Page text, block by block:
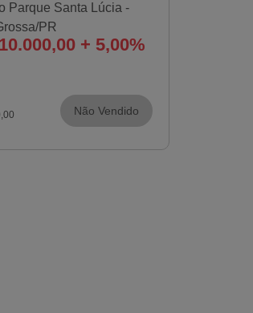
Parque Santa Lúcia -
PR
+ 5,00%
Não Vendido